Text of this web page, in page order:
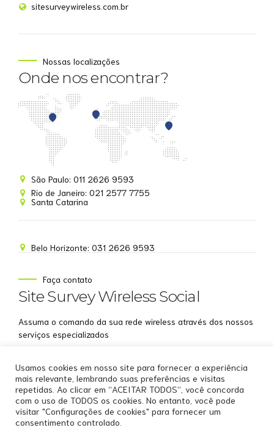
sitesurveywireless.com.br
Nossas localizações
Onde nos encontrar?
São Paulo: 011 2626 9593
Rio de Janeiro: 021 2577 7755
Santa Catarina
Belo Horizonte: 031 2626 9593
Faça contato
Site Survey Wireless Social
Assuma o comando da sua rede wireless através dos nossos
serviços especializados
Copyright by
Usamos cookies em nosso site para fornecer a experiência
mais relevante, lembrando suas preferências e visitas
repetidas. Ao clicar em “ACEITAR TODOS”, você concorda
com o uso de TODOS os cookies. No entanto, você pode
visitar "Configurações de cookies" para fornecer um
consentimento controlado.
Online agora
EMAIL
WHATSAPP
Aceito receber comunicações da Site Survey
Wireless
Iniciar conversa